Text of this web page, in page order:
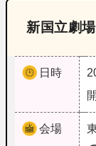
新国立劇
日時
会場